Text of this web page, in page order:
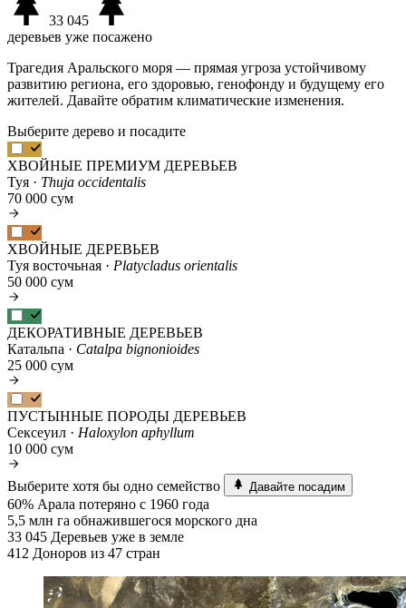
33 045
деревьев уже посажено
Трагедия Аральского моря — прямая угроза устойчивому
развитию региона, его здоровью, генофонду и будущему его
жителей. Давайте обратим климатические изменения.
Выберите дерево и посадите
ХВОЙНЫЕ ПРЕМИУМ ДЕРЕВЬЕВ
Туя · Thuja occidentalis
70 000 сум
ХВОЙНЫЕ ДЕРЕВЬЕВ
Туя восточьная · Platycladus orientalis
50 000 сум
ДЕКОРАТИВНЫЕ ДЕРЕВЬЕВ
Катальпа · Catalpa bignonioides
25 000 сум
ПУСТЫННЫЕ ПОРОДЫ ДЕРЕВЬЕВ
Сексеуил · Haloxylon aphyllum
10 000 сум
Выберите хотя бы одно семейство Давайте посадим
60% Арала потеряно с 1960 года
5,5 млн га обнажившегося морского дна
33 045 Деревьев уже в земле
412 Доноров из 47 стран